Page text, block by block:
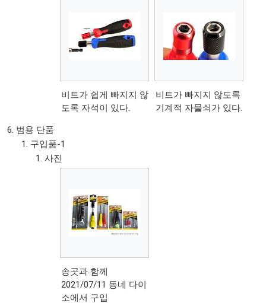
비트가 쉽게 빠지지 않
도록 자석이 있다.
비트가 빠지지 않도록
기계적 자물쇠가 있다.
범용 단품
구입품-1
사진
송곳과 함께
2021/07/11 동네 다이
소에서 구입